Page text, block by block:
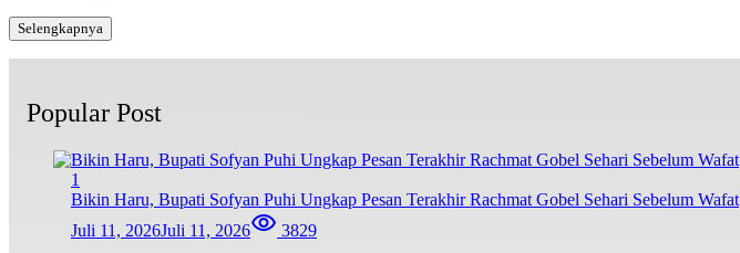
Selengkapnya
Popular Post
1
Bikin Haru, Bupati Sofyan Puhi Ungkap Pesan Terakhir Rachmat Gobel Sehari Sebelum Wafat
Juli 11, 2026Juli 11, 2026 3829